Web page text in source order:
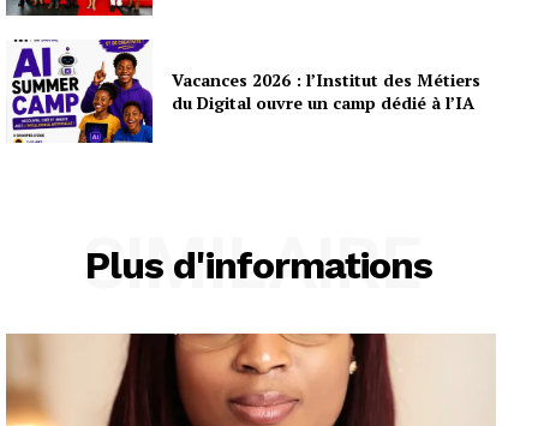
Vacances 2026 : l’Institut des Métiers
du Digital ouvre un camp dédié à l’IA
Plus d'informations
SIMILAIRE